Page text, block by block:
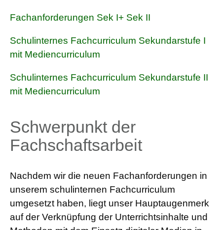
Fachanforderungen Sek I+ Sek II
Schulinternes Fachcurriculum Sekundarstufe I
mit Mediencurriculum
Schulinternes Fachcurriculum Sekundarstufe II
mit Mediencurriculum
Schwerpunkt der
Fachschaftsarbeit
Nachdem wir die neuen Fachanforderungen in
unserem schulinternen Fachcurriculum
umgesetzt haben, liegt unser Hauptaugenmerk
auf der Verknüpfung der Unterrichtsinhalte und